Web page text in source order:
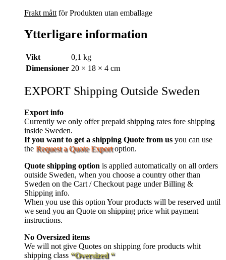
Frakt mått för Produkten utan emballage
Ytterligare information
Vikt
0,1 kg
Dimensioner 20 × 18 × 4 cm
EXPORT Shipping Outside Sweden
Export info
Currently we only offer prepaid shipping rates fore shipping
inside Sweden.
If you want to get a shipping Quote from us you can use
the Request a Quote Exportoption.
Quote shipping option is applied automatically on all orders
outside Sweden, when you choose a country other than
Sweden on the Cart / Checkout page under Billing &
Shipping info.
When you use this option Your products will be reserved until
we send you an Quote on shipping price whit payment
instructions.
No Oversized items
We will not give Quotes on shipping fore products whit
shipping class “Oversized “